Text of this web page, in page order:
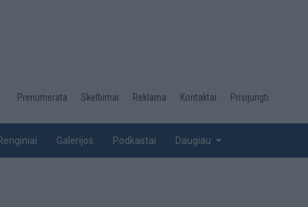
Desktop
top
Prenumerata Skelbimai Reklama Kontaktai Prisijungti
Galerijos Podkastai Daugiau